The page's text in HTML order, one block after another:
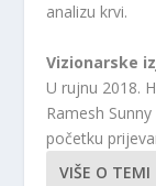
analizu krvi.
Vizionarske
U rujnu 2018.
Ramesh
početku
VIŠE O TEMI